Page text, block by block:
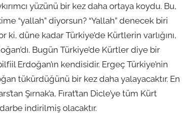
yüzünü bir kez daha ortaya koydu. Bu,
“yallah” diyorsun? “Yallah” denecek biri
düne kadar Türkiye’de Kürtlerin varlığını,
Bugün Türkiye’de Kürtler diye bir
Erdoğan’ın kendisidir. Ergeç Türkiye’nin
tükürdüğünü bir kez daha yalayacaktır. En
Şırnak’a, Fırat’tan Dicle’ye tüm Kürt
indirilmiş olacaktır.